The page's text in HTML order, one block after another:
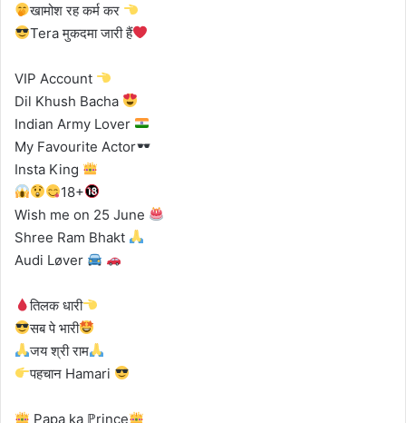
खामोश रह कर्म कर
Tera मुकदमा जारी हैं
VIP Account
Dil Khush Bacha
Indian Army Lover
My Favourite Actor
Insta King
18+
Wish me on 25 June
Shree Ram Bhakt
Audi Løver
तिलक धारी
सब पे भारी
जय श्री राम
पहचान Hamari
Papa ka ℙrince